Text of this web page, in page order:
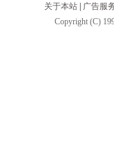
关于本站 | 广告服
Copyright (C)